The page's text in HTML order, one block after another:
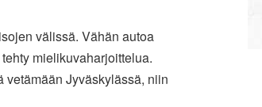
välissä. Vähän autoa
mielikuvaharjoittelua.
vetämään Jyväskylässä, niin